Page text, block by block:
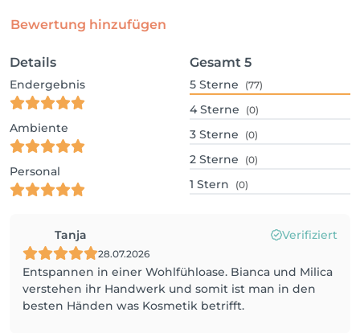
Bewertung hinzufügen
Details
Endergebnis
Ambiente
Personal
Gesamt 5
5 Sterne (77)
4 Sterne (0)
3 Sterne (0)
2 Sterne (0)
1 Stern (0)
Tanja Verifiziert
28.07.2026
Entspannen in einer Wohlfühloase. Bianca und Milica
verstehen ihr Handwerk und somit ist man in den
besten Händen was Kosmetik betrifft.